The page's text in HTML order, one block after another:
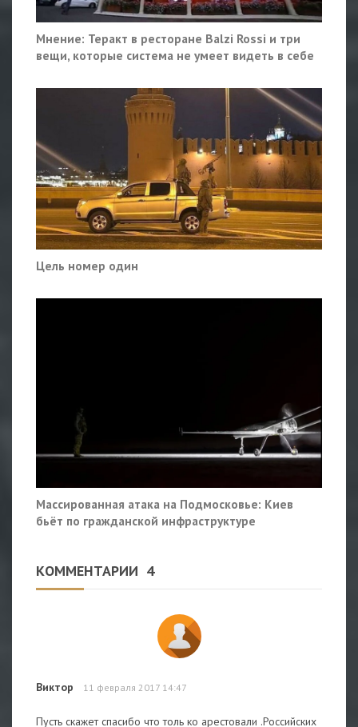
Мнение: Теракт в ресторане Balzi Rossi и три
вещи, которые система не умеет видеть в себе
Цель номер один
Массированная атака на Подмосковье: Киев
бьёт по гражданской инфраструктуре
КОММЕНТАРИИ 4
Виктор 11 февраля 2017 14:47
Пусть скажет спасибо что толь ко арестовали .Российских